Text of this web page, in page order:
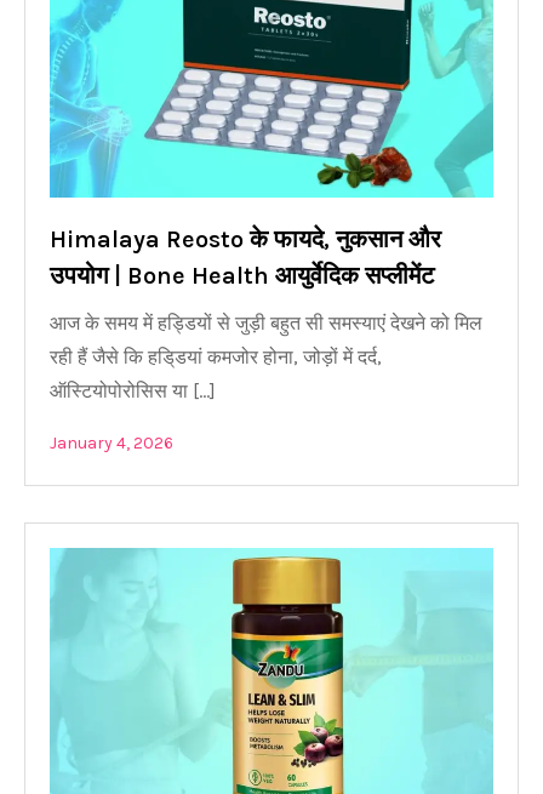
Himalaya Reosto के फायदे, नुकसान और
उपयोग | Bone Health आयुर्वेदिक सप्लीमेंट
आज के समय में हड्डियों से जुड़ी बहुत सी समस्याएं देखने को मिल
रही हैं जैसे कि हडि्डयां कमजोर होना, जोड़ों में दर्द,
ऑस्टियोपोरोसिस या […]
January 4, 2026